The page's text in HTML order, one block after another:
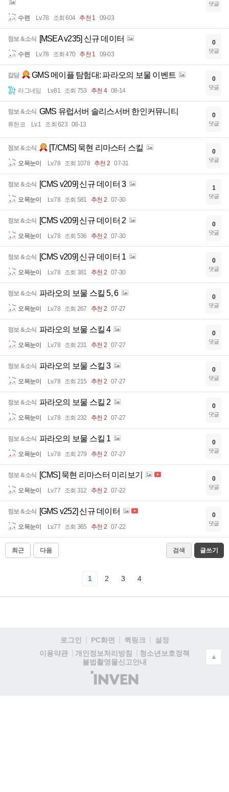
수련 Lv.78 조회 604 추천 1 09-03
댓글
정보＆소식 [MSEA v235] 신규 데이터
수련 Lv.78 조회 470 추천 1 09-03
0
댓글
잡담 GMS 메이플 탐험대: 파라오의 보물 이벤트
라그네임 Lv.81 조회 753 추천 4 08-14
0
댓글
정보＆소식 GMS 유럽서버 솔리스서버 한인커뮤니티
류한코 Lv.1 조회 623 08-13
0
댓글
정보＆소식 [T/CMS] 묵현 리마스터 스킬
오목눈이 Lv.78 조회 1078 추천 2 07-31
0
댓글
정보＆소식 [CMS v209] 신규 데이터 3
오목눈이 Lv.78 조회 581 추천 2 07-30
1
댓글
정보＆소식 [CMS v209] 신규 데이터 2
오목눈이 Lv.78 조회 536 추천 2 07-30
0
댓글
정보＆소식 [CMS v209] 신규 데이터 1
오목눈이 Lv.78 조회 381 추천 2 07-30
0
댓글
정보＆소식 파라오의 보물 스킬 5, 6
오목눈이 Lv.78 조회 267 추천 2 07-27
0
댓글
정보＆소식 파라오의 보물 스킬 4
오목눈이 Lv.78 조회 231 추천 2 07-27
0
댓글
정보＆소식 파라오의 보물 스킬 3
오목눈이 Lv.78 조회 215 추천 2 07-27
0
댓글
정보＆소식 파라오의 보물 스킬 2
오목눈이 Lv.78 조회 232 추천 2 07-27
0
댓글
정보＆소식 파라오의 보물 스킬 1
오목눈이 Lv.78 조회 279 추천 2 07-27
0
댓글
정보＆소식 [CMS] 묵현 리마스터 미리보기
오목눈이 Lv.77 조회 312 추천 2 07-22
0
댓글
정보＆소식 [GMS v252] 신규 데이터
오목눈이 Lv.77 조회 365 추천 2 07-22
0
댓글
최근 다음 검색 글쓰기
1 2 3 4
로그인 PC화면 퀵링크
설정
이용약관
개인정보처리방침
청소년보호정책
불법촬영물신고안내
(주)
인
▲